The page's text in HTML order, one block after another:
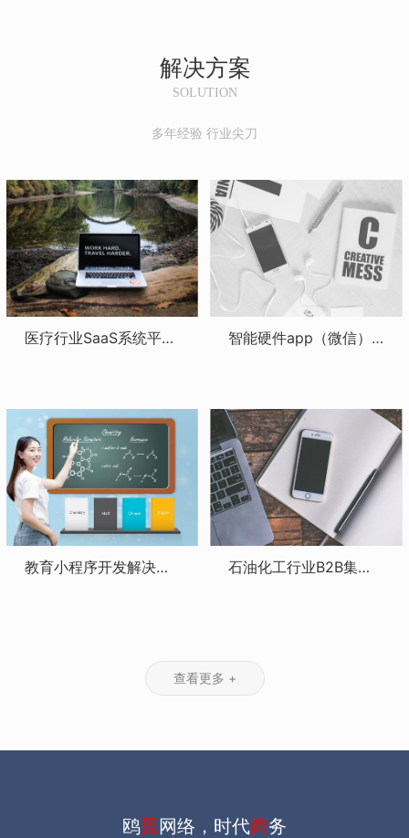
解决方案
SOLUTION
多年经验 行业尖刀
医疗行业SaaS系统平台解决方案：高效整合医疗服务资源，提高业务效率 智能硬件app（微信）定制开发解决方案
教育小程序开发解决方案，助力教育产业成功转型 石油化工行业B2B集采平台解决方案：提高采购议价能力，规范化采购流程
查看更多 +
鸥翼网络，时代商务